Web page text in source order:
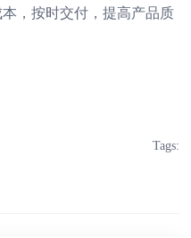
，按时交付，提高产品质
Tags: